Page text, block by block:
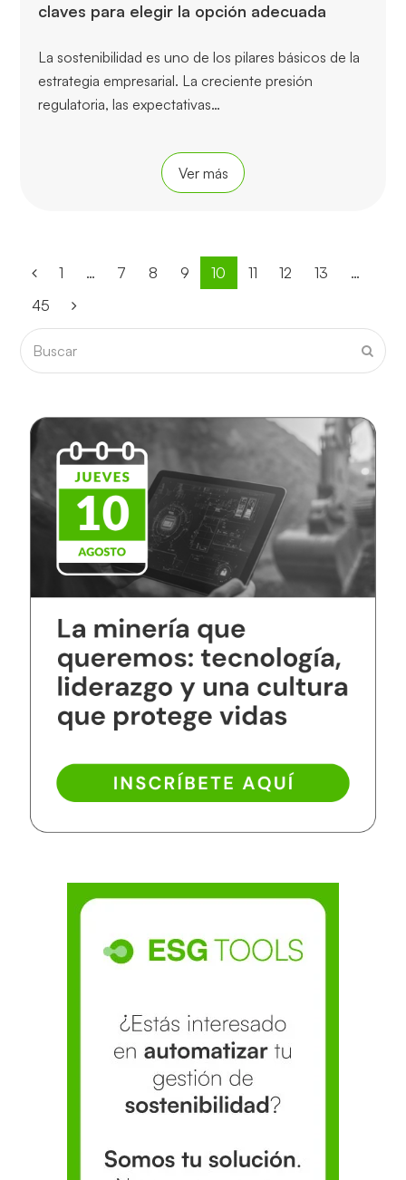
claves para elegir la opción adecuada
La sostenibilidad es uno de los pilares básicos de la
estrategia empresarial. La creciente presión
regulatoria, las expectativas…
Ver más
Anterior
Page
1 … Page
7 Page
8 Page
9 Page
10 Page
11 Page
12 Page
13
…
Page
45
Buscar